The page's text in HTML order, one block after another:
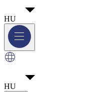
HU
HU